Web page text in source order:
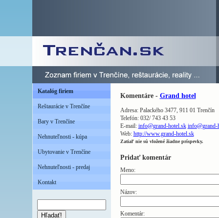
Katalóg firiem
Reštaurácie v Trenčíne
Bary v Trenčíne
Nehnuteľnosti - kúpa
Ubytovanie v Trenčíne
Nehnuteľnosti - predaj
Kontakt
Hľadať!
Komentáre - Grand hotel
Adresa: Palackého 3477, 911 01 Trenčín
Telefón: 032/ 743 43 53
E-mail: info@grand-hotel.sk info@grand-
Web: http://www.grand-hotel.sk
Zatiaľ nie sú vložené žiadne príspevky.
Pridať komentár
Meno:
Názov:
Komentár: